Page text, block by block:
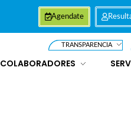
Agendate
TRANSPARENCIA
COLABORADORES